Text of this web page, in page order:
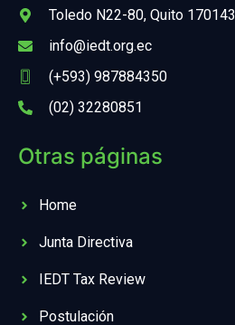
Toledo N22-80, Quito 170143
info@iedt.org.ec
(+593) 987884350
(02) 32280851
Otras páginas
Home
Junta Directiva
IEDT Tax Review
Postulación